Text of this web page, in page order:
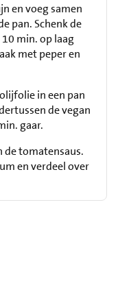
en voeg samen
pan. Schenk de
min. op laag
met peper en
in een pan
de vegan
gaar.
de tomatensaus.
en verdeel over